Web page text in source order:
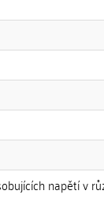
napětí v